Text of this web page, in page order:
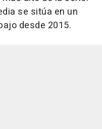
se sitúa en un
desde 2015.